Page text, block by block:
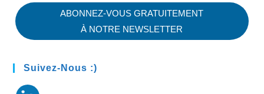
ABONNEZ-VOUS GRATUITEMENT
À NOTRE NEWSLETTER
Suivez-Nous :)